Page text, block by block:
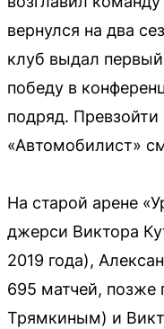
вернулся на два
клуб выдал
победу в
подряд.
«Автомобилист»
На старой арене
джерси Виктора
2019 года),
695 матчей, позже
Трямкиным) и